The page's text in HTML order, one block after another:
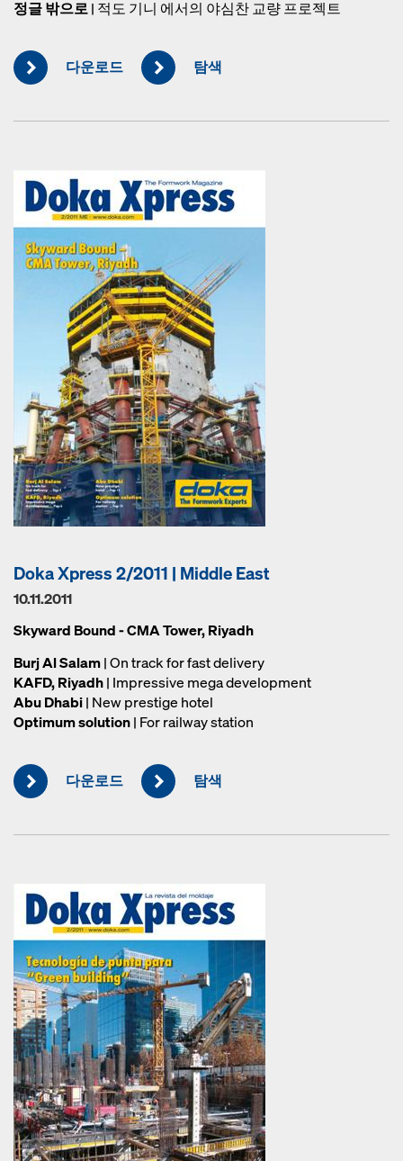
정글 밖으로| 적도 기니 에서의 야심찬 교량 프로젝트
다운로드 탐색
Doka Xpress 2/2011 | Middle East
10.11.2011
Skyward Bound - CMA Tower, Riyadh
Burj Al Salam| On track for fast delivery
KAFD, Riyadh| Impressive mega development
Abu Dhabi| New prestige hotel
Optimum solution| For railway station
다운로드 탐색